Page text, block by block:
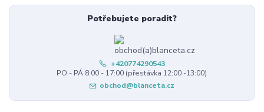
Potřebujete poradit?
+420774290543
PO - PÁ 8:00 - 17:00 (přestávka 12:00 -13:00)
obchod@blanceta.cz